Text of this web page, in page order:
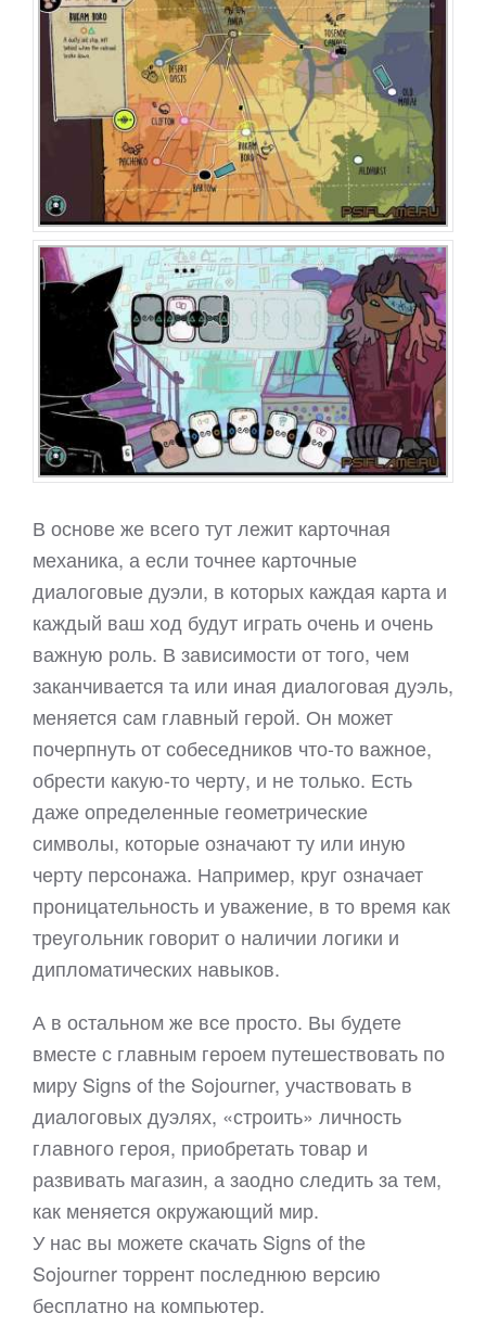
В основе же всего тут лежит карточная
механика, а если точнее карточные
диалоговые дуэли, в которых каждая карта и
каждый ваш ход будут играть очень и очень
важную роль. В зависимости от того, чем
заканчивается та или иная диалоговая дуэль,
меняется сам главный герой. Он может
почерпнуть от собеседников что-то важное,
обрести какую-то черту, и не только. Есть
даже определенные геометрические
символы, которые означают ту или иную
черту персонажа. Например, круг означает
проницательность и уважение, в то время как
треугольник говорит о наличии логики и
дипломатических навыков.
А в остальном же все просто. Вы будете
вместе с главным героем путешествовать по
миру Signs of the Sojourner, участвовать в
диалоговых дуэлях, «строить» личность
главного героя, приобретать товар и
развивать магазин, а заодно следить за тем,
как меняется окружающий мир.
У нас вы можете скачать Signs of the
Sojourner торрент последнюю версию
бесплатно на компьютер.